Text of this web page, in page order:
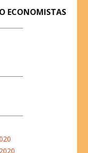
ECONOMISTAS